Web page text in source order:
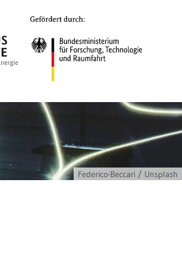
Projekt
Federico-Beccari / Unsplash